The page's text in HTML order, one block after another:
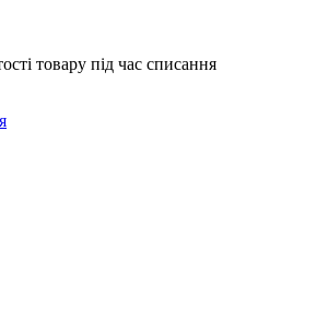
товару під час списання